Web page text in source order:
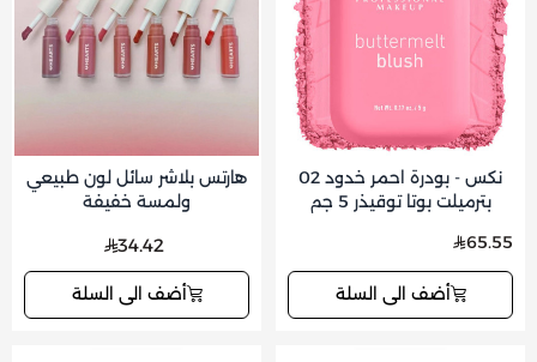
نكس - بودرة احمر خدود 02
بترميلت بوتا توقيذر 5 جم
65.55
أضف الى السلة
هارتس بلاشر سائل لون طبيعي
ولمسة خفيفة
34.42
أضف الى السلة